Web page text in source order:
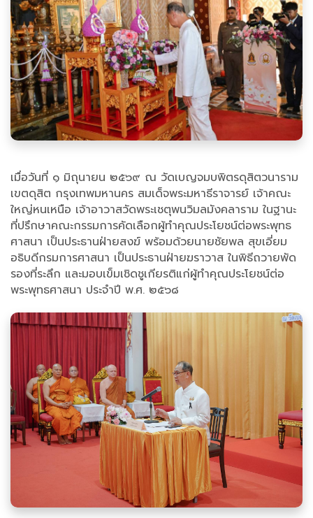
เมื่อวันที่ ๑ มิถุนายน ๒๕๖๙ ณ วัดเบญจมบพิตรดุสิตวนาราม
เขตดุสิต กรุงเทพมหานคร สมเด็จพระมหาธีราจารย์ เจ้าคณะ
ใหญ่หนเหนือ เจ้าอาวาสวัดพระเชตุพนวิมลมังคลาราม ในฐานะ
ที่ปรึกษาคณะกรรมการคัดเลือกผู้ทำคุณประโยชน์ต่อพระพุทธ
ศาสนา เป็นประธานฝ่ายสงฆ์ พร้อมด้วยนายชัยพล สุขเอี่ยม
อธิบดีกรมการศาสนา เป็นประธานฝ่ายฆราวาส ในพิธีถวายพัด
รองที่ระลึก และมอบเข็มเชิดชูเกียรติแก่ผู้ทำคุณประโยชน์ต่อ
พระพุทธศาสนา ประจำปี พ.ศ. ๒๕๖๘